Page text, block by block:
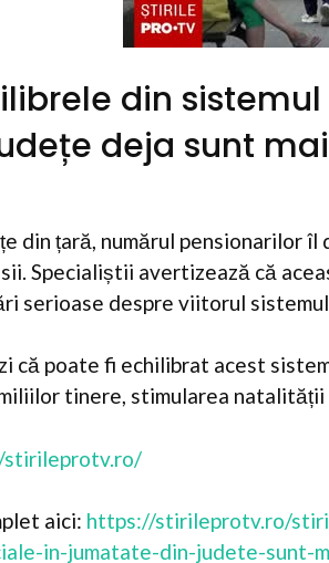
din
deja sunt
din țară, numărul pensionarilor
Specialiștii avertizează că
serioase despre viitorul
că poate fi echilibrat acest
tinere, stimularea natalității
aici: https://stirileprotv.ro/
in-jumatate-din-judete-sunt-